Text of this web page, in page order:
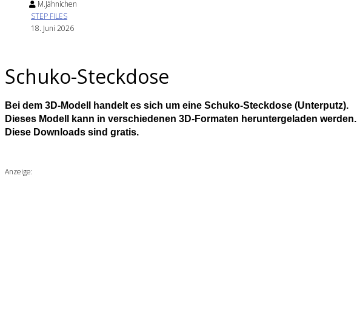
M.Jähnichen
STEP FILES
18. Juni 2026
Schuko-Steckdose
Bei dem 3D-Modell handelt es sich um eine Schuko-Steckdose (Unterputz).
Dieses Modell kann in verschiedenen 3D-Formaten heruntergeladen werden.
Diese Downloads sind gratis.
Anzeige: